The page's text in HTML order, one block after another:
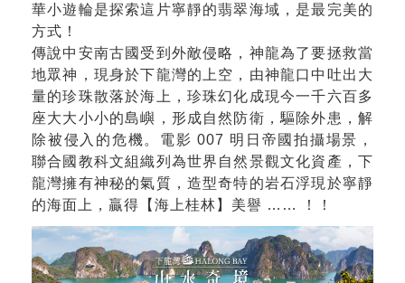
華小遊輪是探索這片寧靜的翡翠海域，是最完美的
方式！
傳說中安南古國受到外敵侵略，神龍為了要拯救當
地眾神，現身於下龍灣的上空，由神龍口中吐出大
量的珍珠散落於海上，珍珠幻化成現今一千六百多
座大大小小的島嶼，形成自然防衛，驅除外患，解
除被侵入的危機。電影 007 明日帝國拍攝場景，
聯合國教科文組織列為世界自然景觀文化資產，下
龍灣擁有神秘的氣質，造型奇特的岩石浮現於寧靜
的海面上，贏得【海上桂林】美譽 …… ！！